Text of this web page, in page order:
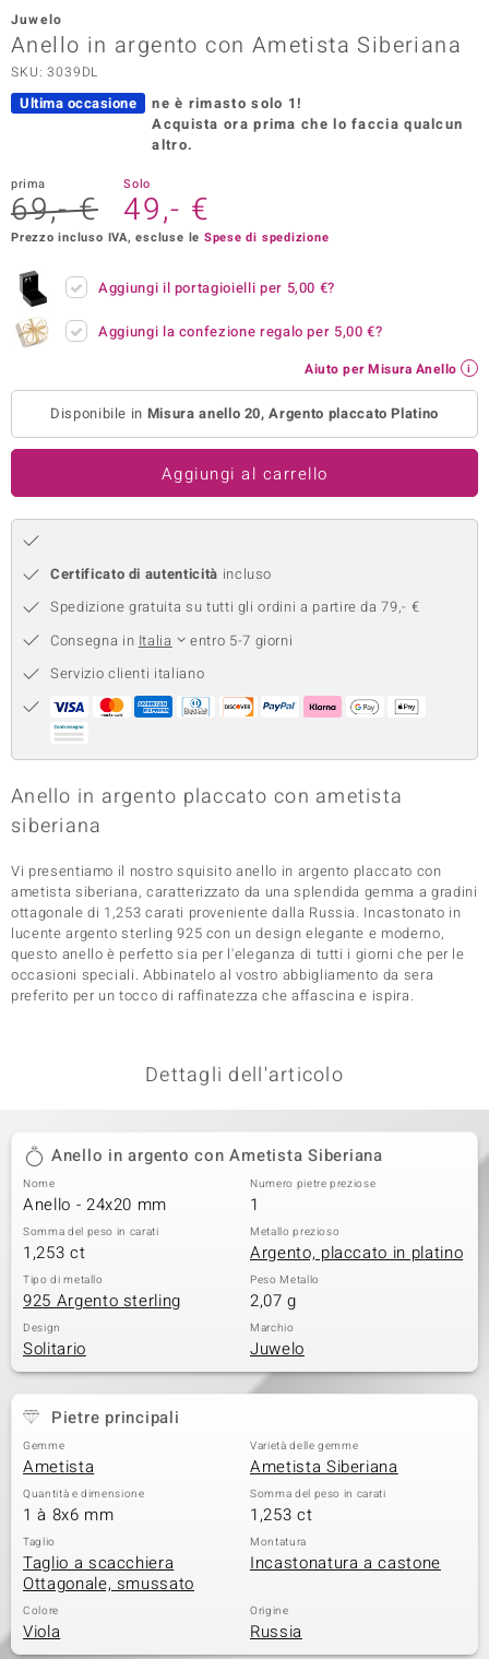
Paraíso
Collection
by de Melo
Classics
Juwelo
Anello in argento con Ametista Siberiana
SKU: 3039DL
Ultima occasione
ne è rimasto solo 1!
Acquista ora prima che lo faccia qualcun
altro.
prima
69,- €
Solo
49,- €
Prezzo incluso IVA, escluse le Spese di spedizione
Aggiungi il portagioielli per 5,00 €?
Aggiungi la confezione regalo per 5,00 €?
Aiuto per Misura Anello
Disponibile in Misura anello 20, Argento placcato Platino
Aggiungi al carrello
Certificato di autenticità incluso
Spedizione gratuita su tutti gli ordini a partire da 79,- €
Consegna in Italia
entro 5-7 giorni
Servizio clienti italiano
Anello in argento placcato con ametista
siberiana
Vi presentiamo il nostro squisito anello in argento placcato con
ametista siberiana, caratterizzato da una splendida gemma a gradini
ottagonale di 1,253 carati proveniente dalla Russia. Incastonato in
lucente argento sterling 925 con un design elegante e moderno,
questo anello è perfetto sia per l'eleganza di tutti i giorni che per le
occasioni speciali. Abbinatelo al vostro abbigliamento da sera
preferito per un tocco di raffinatezza che affascina e ispira.
Dettagli dell'articolo
Anello in argento con Ametista Siberiana
Nome
Anello - 24x20 mm
Numero pietre preziose
1
Somma del peso in carati
1,253 ct
Metallo prezioso
Argento, placcato in platino
Tipo di metallo
925 Argento sterling
Peso Metallo
2,07 g
Design
Solitario
Marchio
Juwelo
Pietre principali
Gemme
Ametista
Varietà delle gemme
Ametista Siberiana
Quantità e dimensione
1 à 8x6 mm
Somma del peso in carati
1,253 ct
Taglio
Taglio a scacchiera
Ottagonale, smussato
Montatura
Incastonatura a castone
Colore
Viola
Origine
Russia